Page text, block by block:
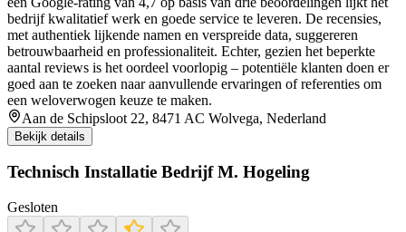
bedrijf kwalitatief werk en goede service te leveren. De recensies,
met authentiek lijkende namen en verspreide data, suggereren
betrouwbaarheid en professionaliteit. Echter, gezien het beperkte
aantal reviews is het oordeel voorlopig – potentiële klanten doen er
goed aan te zoeken naar aanvullende ervaringen of referenties om
een weloverwogen keuze te maken.
Aan de Schipsloot 22, 8471 AC Wolvega, Nederland
Bekijk details
Technisch Installatie Bedrijf M. Hogeling
Gesloten